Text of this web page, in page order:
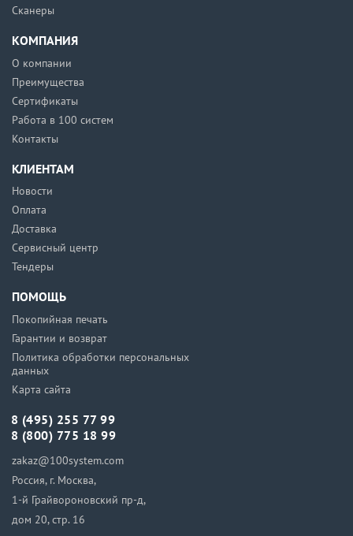
Сканеры
КОМПАНИЯ
О компании
Преимущества
Сертификаты
Работа в 100 систем
Контакты
КЛИЕНТАМ
Новости
Оплата
Доставка
Сервисный центр
Тендеры
ПОМОЩЬ
Покопийная печать
Гарантии и возврат
Политика обработки персональных
данных
Карта сайта
8 (495) 255 77 99
8 (800) 775 18 99
zakaz@100system.com
Россия, г. Москва,
1-й Грайвороновский пр-д,
дом 20, стр. 16